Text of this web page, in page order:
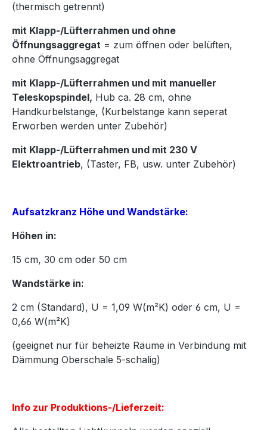
(thermisch getrennt)
mit Klapp-/Lüfterrahmen und ohne
Öffnungsaggregat = zum öffnen oder belüften,
ohne Öffnungsaggregat
mit Klapp-/Lüfterrahmen und mit manueller
Teleskopspindel, Hub ca. 28 cm, ohne
Handkurbelstange, (Kurbelstange kann seperat
Erworben werden unter Zubehör)
mit Klapp-/Lüfterrahmen und mit 230 V
Elektroantrieb, (Taster, FB, usw. unter Zubehör)
Aufsatzkranz Höhe und Wandstärke:
Höhen in:
15 cm, 30 cm oder 50 cm
Wandstärke in:
2 cm (Standard), U = 1,09 W(m²K) oder 6 cm, U =
0,66 W(m²K)
(geeignet nur für beheizte Räume in Verbindung mit
Dämmung Oberschale 5-schalig)
Info zur Produktions-/Lieferzeit: